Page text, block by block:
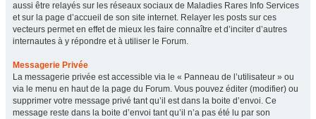
aussi être relayés sur les réseaux sociaux de Maladies Rares Info Services
et sur la page d’accueil de son site internet. Relayer les posts sur ces
vecteurs permet en effet de mieux les faire connaître et d’inciter d’autres
internautes à y répondre et à utiliser le Forum.
Messagerie Privée
La messagerie privée est accessible via le « Panneau de l’utilisateur » ou
via le menu en haut de la page du Forum. Vous pouvez éditer (modifier) ou
supprimer votre message privé tant qu’il est dans la boite d’envoi. Ce
message reste dans la boite d’envoi tant qu’il n’a pas été lu par son